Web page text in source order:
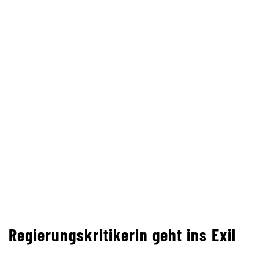
Regierungskritikerin geht ins Exil